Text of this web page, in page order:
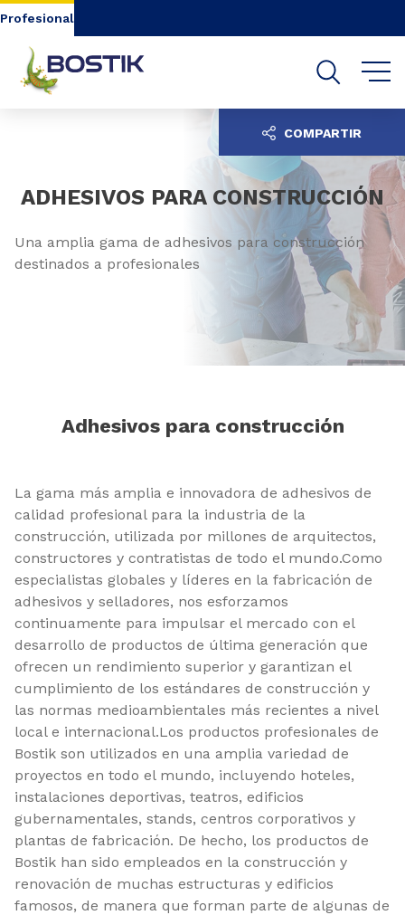
Go to content
Profesional
ADHESIVOS PARA CONSTRUCCIÓN
Una amplia gama de adhesivos para construcción
destinados a profesionales
COMPARTIR
Adhesivos para construcción
La gama más amplia e innovadora de adhesivos de
calidad profesional para la industria de la
construcción, utilizada por millones de arquitectos,
constructores y contratistas de todo el mundo.Como
especialistas globales y líderes en la fabricación de
adhesivos y selladores, nos esforzamos
continuamente para impulsar el mercado con el
desarrollo de productos de última generación que
ofrecen un rendimiento superior y garantizan el
cumplimiento de los estándares de construcción y
las normas medioambientales más recientes a nivel
local e internacional.Los productos profesionales de
Bostik son utilizados en una amplia variedad de
proyectos en todo el mundo, incluyendo hoteles,
instalaciones deportivas, teatros, edificios
gubernamentales, stands, centros corporativos y
plantas de fabricación. De hecho, los productos de
Bostik han sido empleados en la construcción y
renovación de muchas estructuras y edificios
famosos, de manera que forman parte de algunas de